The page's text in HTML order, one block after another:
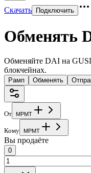
Скачать Подключить
Обменять
Обменяйте DAI на
блокчейнах.
Рамп Обменять
От MPMT
Кому MPMT
Вы продаёте
0